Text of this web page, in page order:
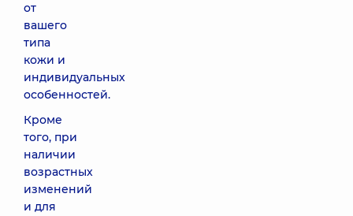
Ботулинотерапия
при
неврологических
заболеваниях
Мезотерапия
Hair Loss
control(2,5
мл)
от
вашего
типа
кожи и
индивидуальных
особенностей.
Кроме
того, при
наличии
возрастных
изменений
и для